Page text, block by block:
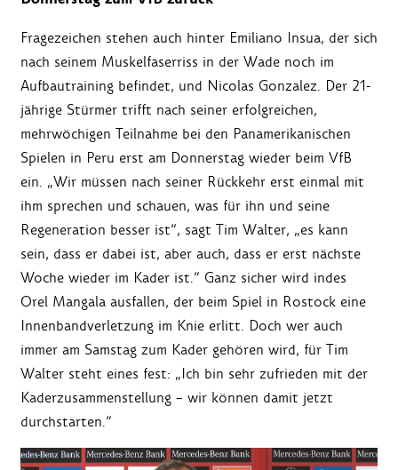
Fragezeichen stehen auch hinter Emiliano Insua, der sich
nach seinem Muskelfaserriss in der Wade noch im
Aufbautraining befindet, und Nicolas Gonzalez. Der 21-
jährige Stürmer trifft nach seiner erfolgreichen,
mehrwöchigen Teilnahme bei den Panamerikanischen
Spielen in Peru erst am Donnerstag wieder beim VfB
ein. „Wir müssen nach seiner Rückkehr erst einmal mit
ihm sprechen und schauen, was für ihn und seine
Regeneration besser ist“, sagt Tim Walter, „es kann
sein, dass er dabei ist, aber auch, dass er erst nächste
Woche wieder im Kader ist.“ Ganz sicher wird indes
Orel Mangala ausfallen, der beim Spiel in Rostock eine
Innenbandverletzung im Knie erlitt. Doch wer auch
immer am Samstag zum Kader gehören wird, für Tim
Walter steht eines fest: „Ich bin sehr zufrieden mit der
Kaderzusammenstellung – wir können damit jetzt
durchstarten.“